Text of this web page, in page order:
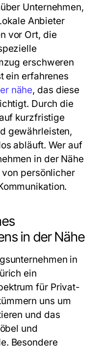
Unternehmen,
Anbieter
vor Ort, die
erschweren
ein erfahrenes
nähe, das diese
Durch die
kurzfristige
gewährleisten,
abläuft. Wer auf
in der Nähe
persönlicher
in der Nähe
in
ein
für Privat-
uns um
und das
und
Besondere